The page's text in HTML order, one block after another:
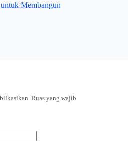
Membangun
Ruas yang wajib